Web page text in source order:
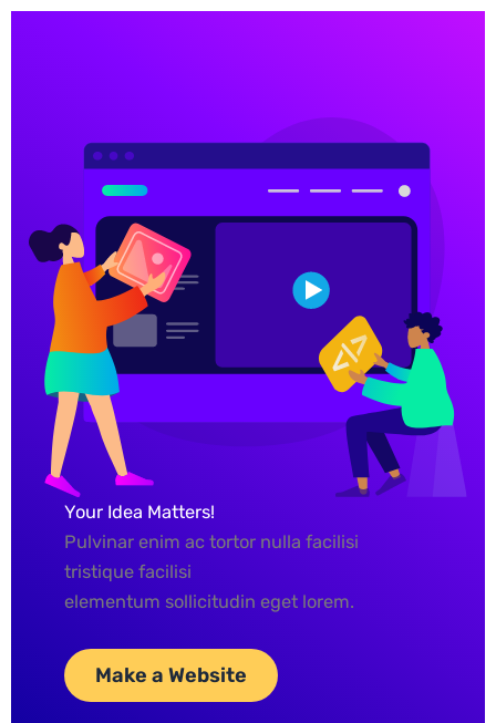
Your Idea Matters!
Pulvinar enim ac tortor nulla facilisi
tristique facilisi
elementum sollicitudin eget lorem.
Make a Website